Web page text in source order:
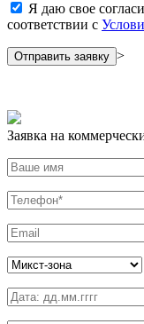
Я даю свое
соответствии с
>
Заявка на